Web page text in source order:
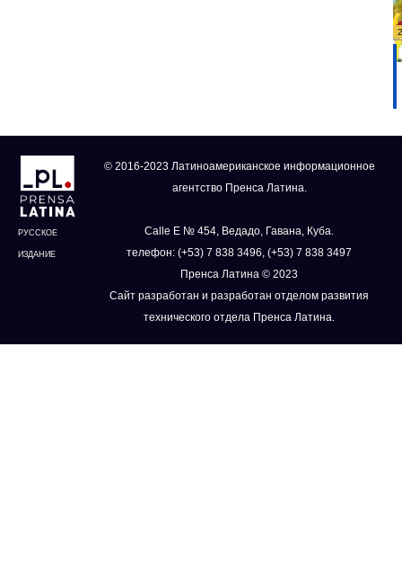
РУССКОЕ
ИЗДАНИЕ
© 2016-2023 Латиноамериканское информационное
агентство Пренса Латина.
Calle E № 454, Ведадо, Гавана, Куба.
телефон: (+53) 7 838 3496, (+53) 7 838 3497
Пренса Латина © 2023
Сайт разработан и разработан отделом развития
технического отдела Пренса Латина.